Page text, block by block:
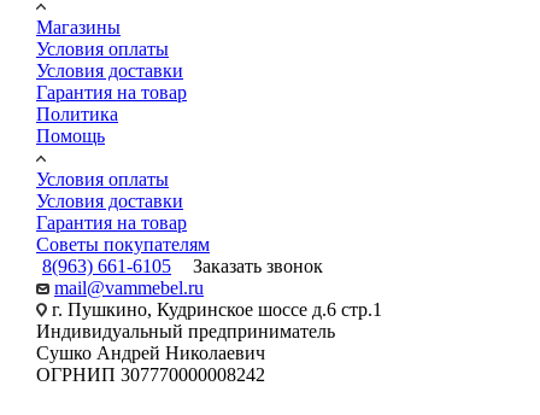
Магазины
Условия оплаты
Условия доставки
Гарантия на товар
Политика
Помощь
Условия оплаты
Условия доставки
Гарантия на товар
Советы покупателям
8(963) 661-6105
Заказать звонок
mail@vammebel.ru
г. Пушкино, Кудринское шоссе д.6 стр.1
Индивидуальный предприниматель
Сушко Андрей Николаевич
ОГРНИП 307770000008242